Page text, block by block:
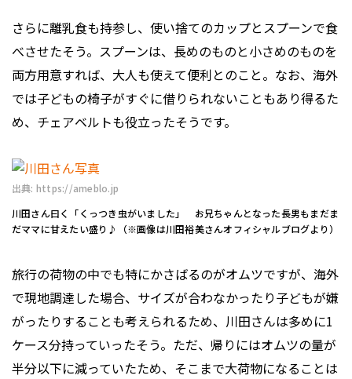
さらに離乳食も持参し、使い捨てのカップとスプーンで食
べさせたそう。スプーンは、長めのものと小さめのものを
両方用意すれば、大人も使えて便利とのこと。なお、海外
では子どもの椅子がすぐに借りられないこともあり得るた
め、チェアベルトも役立ったそうです。
出典: https://ameblo.jp
川田さん曰く「くっつき虫がいました」 お兄ちゃんとなった長男もまだま
だママに甘えたい盛り♪（※画像は川田裕美さんオフィシャルブログより）
旅行の荷物の中でも特にかさばるのがオムツですが、海外
で現地調達した場合、サイズが合わなかったり子どもが嫌
がったりすることも考えられるため、川田さんは多めに1
ケース分持っていったそう。ただ、帰りにはオムツの量が
半分以下に減っていたため、そこまで大荷物になることは